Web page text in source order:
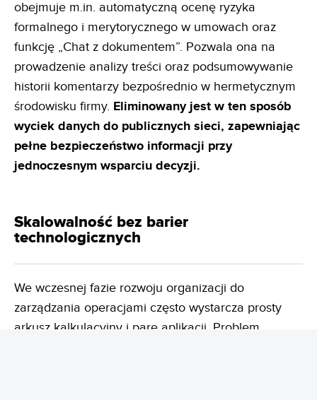
obejmuje m.in. automatyczną ocenę ryzyka
formalnego i merytorycznego w umowach oraz
funkcję „Chat z dokumentem”. Pozwala ona na
prowadzenie analizy treści oraz podsumowywanie
historii komentarzy bezpośrednio w hermetycznym
środowisku firmy. Eliminowany jest w ten sposób
wyciek danych do publicznych sieci, zapewniając
pełne bezpieczeństwo informacji przy
jednoczesnym wsparciu decyzji.
Skalowalność bez barier
technologicznych
We wczesnej fazie rozwoju organizacji do
zarządzania operacjami często wystarcza prosty
arkusz kalkulacyjny i parę aplikacji. Problem